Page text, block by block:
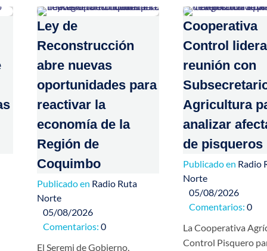
Ley de
Reconstrucción
abre nuevas
oportunidades para
reactivar la
economía de la
Región de
Coquimbo
Publicado en Radio Ruta
Norte
05/08/2026
Comentarios: 0
El Seremi de Gobierno,
Cooperativa
Control lidera
reunión con
Agricultura
analizar
de pisqueros
Publicado en Radio
Norte
05/08/2026
Comentarios: 0
La Cooperativa
Control Pisquero